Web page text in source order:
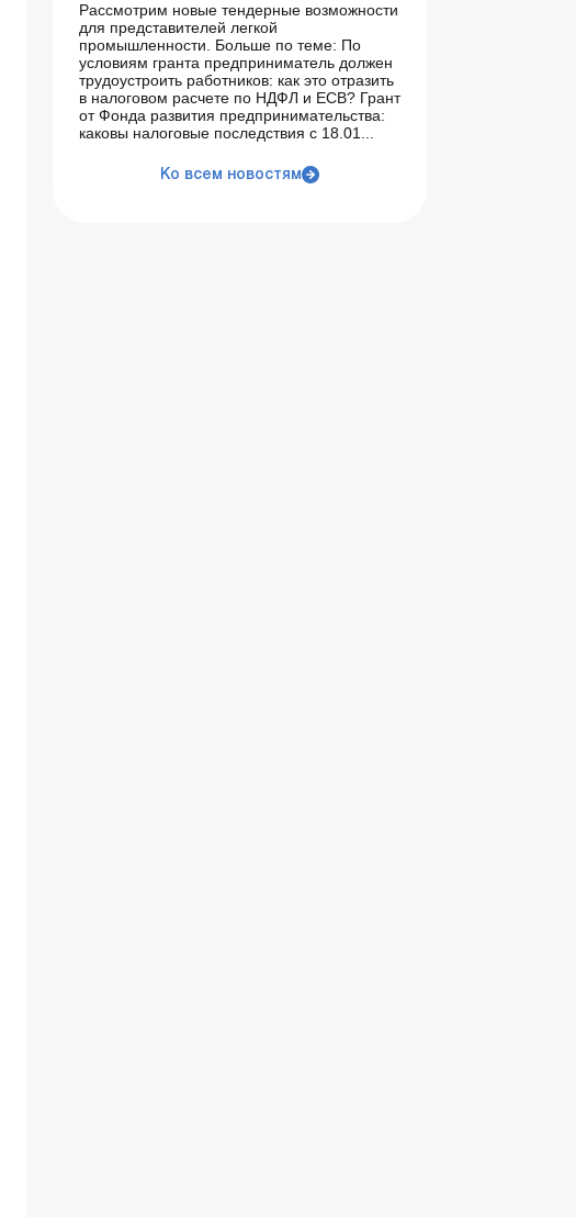
Рассмотрим новые тендерные возможности
для представителей легкой
промышленности. Больше по теме: По
условиям гранта предприниматель должен
трудоустроить работников: как это отразить
в налоговом расчете по НДФЛ и ЕСВ? Грант
от Фонда развития предпринимательства:
каковы налоговые последствия с 18.01...
Ко всем новостям